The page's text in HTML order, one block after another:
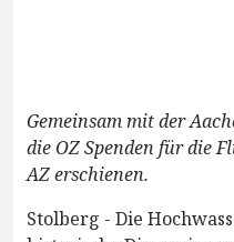
Gemeinsam mit der
die OZ Spenden für die
AZ erschienen.
Stolberg - Die